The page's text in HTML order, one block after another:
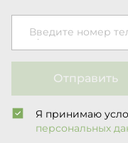
Введите номер
Отправить
Я принимаю
персональных